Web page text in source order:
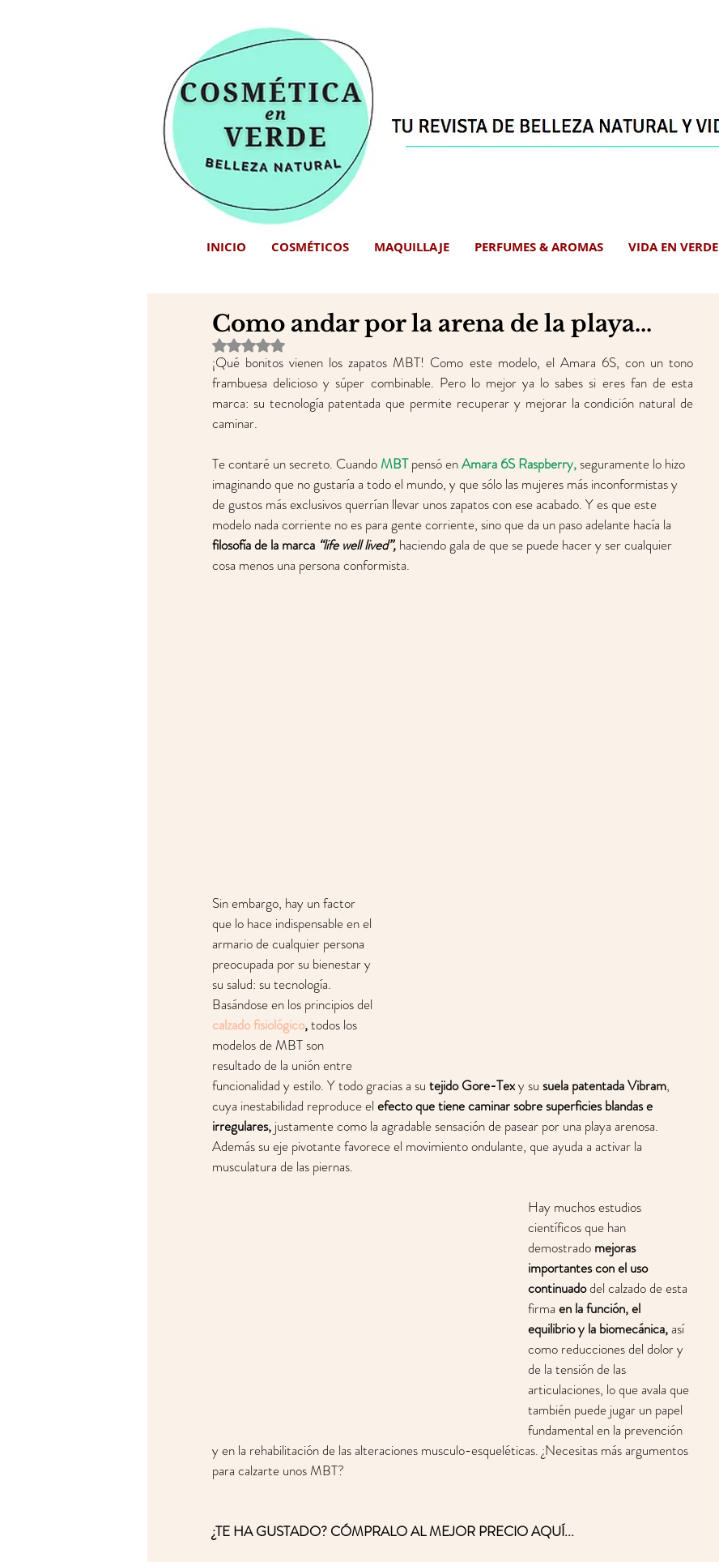
INICIO COSMÉTICOS MAQUILLAJE PERFUMES & AROMAS VIDA EN VERDE
Como andar por la arena de la playa...
Obtuvo NaN de 5 estrellas.
¡Qué bonitos vienen los zapatos MBT! Como este modelo, el Amara 6S, con un tono
frambuesa delicioso y súper combinable. Pero lo mejor ya lo sabes si eres fan de esta
marca: su tecnología patentada que permite recuperar y mejorar la condición natural de
caminar.
Te contaré un secreto. Cuando MBT pensó en Amara 6S Raspberry, seguramente lo hizo
imaginando que no gustaría a todo el mundo, y que sólo las mujeres más inconformistas y
de gustos más exclusivos querrían llevar unos zapatos con ese acabado. Y es que este
modelo nada corriente no es para gente corriente, sino que da un paso adelante hacía la
filosofía de la marca “life well lived”, haciendo gala de que se puede hacer y ser cualquier
cosa menos una persona conformista.
Sin embargo, hay un factor
que lo hace indispensable en el
armario de cualquier persona
preocupada por su bienestar y
su salud: su tecnología.
Basándose en los principios del
calzado fisiológico, todos los
modelos de MBT son
resultado de la unión entre
funcionalidad y estilo. Y todo gracias a su tejido Gore-Tex y su suela patentada Vibram,
cuya inestabilidad reproduce el efecto que tiene caminar sobre superficies blandas e
irregulares, justamente como la agradable sensación de pasear por una playa arenosa.
Además su eje pivotante favorece el movimiento ondulante, que ayuda a activar la
musculatura de las piernas.
Hay muchos estudios
científicos que han
demostrado mejoras
importantes con el uso
continuado del calzado de esta
firma en la función, el
equilibrio y la biomecánica, así
como reducciones del dolor y
de la tensión de las
articulaciones, lo que avala que
también puede jugar un papel
fundamental en la prevención
y en la rehabilitación de las alteraciones musculo-esqueléticas. ¿Necesitas más argumentos
para calzarte unos MBT?
¿TE HA GUSTADO? CÓMPRALO AL MEJOR PRECIO AQUÍ...